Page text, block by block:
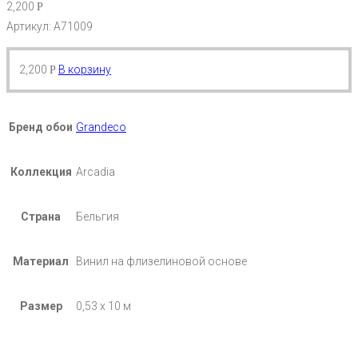
2,200 Р
Артикул: A71009
2,200 Р В корзину
Бренд обои Grandeco
Коллекция Arcadia
Страна Бельгия
Материал Винил на флизелиновой основе
Размер 0,53 х 10 м